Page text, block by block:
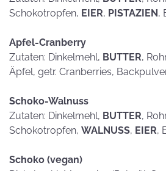
Schokotropfen, EIER, PISTAZIEN,
Apfel-Cranberry
Zutaten: Dinkelmehl, BUTTER,
Äpfel, getr. Cranberries,
Schoko-Walnuss
Zutaten: Dinkelmehl, BUTTER,
Schokotropfen, WALNUSS, EIER,
Schoko (vegan)